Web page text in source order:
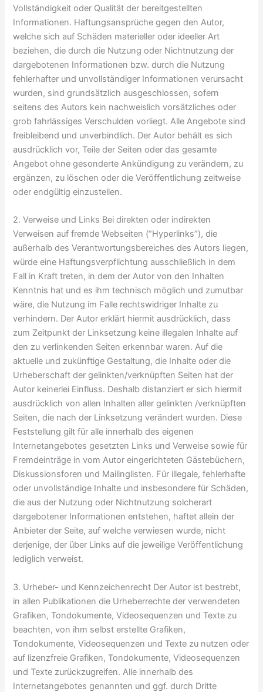
Vollständigkeit oder Qualität der bereitgestellten
Informationen. Haftungsansprüche gegen den Autor,
welche sich auf Schäden materieller oder ideeller Art
beziehen, die durch die Nutzung oder Nichtnutzung der
dargebotenen Informationen bzw. durch die Nutzung
fehlerhafter und unvollständiger Informationen verursacht
wurden, sind grundsätzlich ausgeschlossen, sofern
seitens des Autors kein nachweislich vorsätzliches oder
grob fahrlässiges Verschulden vorliegt. Alle Angebote sind
freibleibend und unverbindlich. Der Autor behält es sich
ausdrücklich vor, Teile der Seiten oder das gesamte
Angebot ohne gesonderte Ankündigung zu verändern, zu
ergänzen, zu löschen oder die Veröffentlichung zeitweise
oder endgültig einzustellen.
2. Verweise und Links Bei direkten oder indirekten
Verweisen auf fremde Webseiten (“Hyperlinks”), die
außerhalb des Verantwortungsbereiches des Autors liegen,
würde eine Haftungsverpflichtung ausschließlich in dem
Fall in Kraft treten, in dem der Autor von den Inhalten
Kenntnis hat und es ihm technisch möglich und zumutbar
wäre, die Nutzung im Falle rechtswidriger Inhalte zu
verhindern. Der Autor erklärt hiermit ausdrücklich, dass
zum Zeitpunkt der Linksetzung keine illegalen Inhalte auf
den zu verlinkenden Seiten erkennbar waren. Auf die
aktuelle und zukünftige Gestaltung, die Inhalte oder die
Urheberschaft der gelinkten/verknüpften Seiten hat der
Autor keinerlei Einfluss. Deshalb distanziert er sich hiermit
ausdrücklich von allen Inhalten aller gelinkten /verknüpften
Seiten, die nach der Linksetzung verändert wurden. Diese
Feststellung gilt für alle innerhalb des eigenen
Internetangebotes gesetzten Links und Verweise sowie für
Fremdeinträge in vom Autor eingerichteten Gästebüchern,
Diskussionsforen und Mailinglisten. Für illegale, fehlerhafte
oder unvollständige Inhalte und insbesondere für Schäden,
die aus der Nutzung oder Nichtnutzung solcherart
dargebotener Informationen entstehen, haftet allein der
Anbieter der Seite, auf welche verwiesen wurde, nicht
derjenige, der über Links auf die jeweilige Veröffentlichung
lediglich verweist.
3. Urheber- und Kennzeichenrecht Der Autor ist bestrebt,
in allen Publikationen die Urheberrechte der verwendeten
Grafiken, Tondokumente, Videosequenzen und Texte zu
beachten, von ihm selbst erstellte Grafiken,
Tondokumente, Videosequenzen und Texte zu nutzen oder
auf lizenzfreie Grafiken, Tondokumente, Videosequenzen
und Texte zurückzugreifen. Alle innerhalb des
Internetangebotes genannten und ggf. durch Dritte